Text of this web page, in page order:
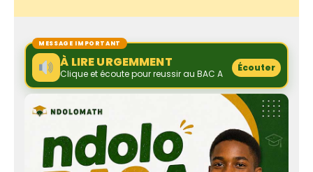
MESSAGE IMPORTANT
À LIRE URGEMMENT
Clique et écoute pour reussir au BAC A
Écouter